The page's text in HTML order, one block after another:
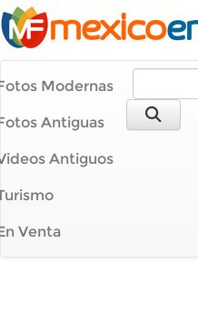
Modernas
Antiguas
Antiguos
Venta